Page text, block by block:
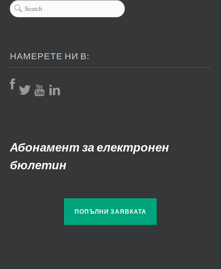
НАМЕРЕТЕ НИ В:
Абонамент за електронен
бюлетин
ПОПЪЛНИ ЗАЯВКАТА